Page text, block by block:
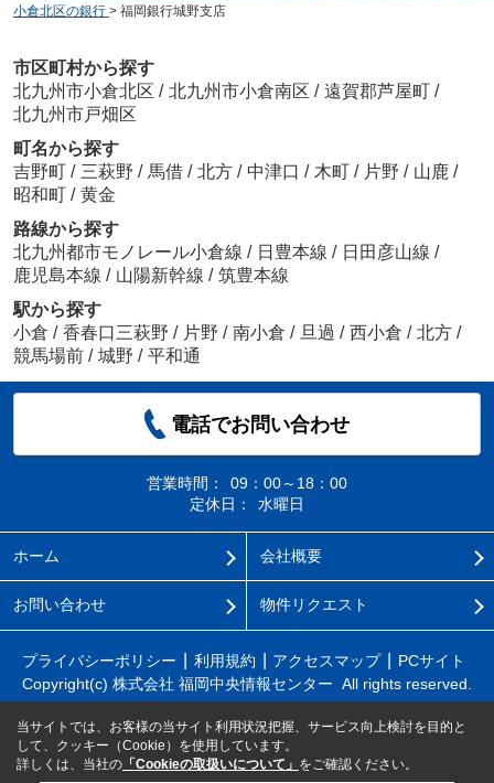
小倉北区の銀行 > 福岡銀行城野支店
市区町村から探す
北九州市小倉北区 / 北九州市小倉南区 / 遠賀郡芦屋町 /
北九州市戸畑区
町名から探す
吉野町 / 三萩野 / 馬借 / 北方 / 中津口 / 木町 / 片野 / 山鹿 /
昭和町 / 黄金
路線から探す
北九州都市モノレール小倉線 / 日豊本線 / 日田彦山線 /
鹿児島本線 / 山陽新幹線 / 筑豊本線
駅から探す
小倉 / 香春口三萩野 / 片野 / 南小倉 / 旦過 / 西小倉 / 北方 /
競馬場前 / 城野 / 平和通
電話でお問い合わせ
営業時間：
09：00～18：00
定休日：
水曜日
ホーム 会社概要
お問い合わせ 物件リクエスト
プライバシーポリシー 利用規約 アクセスマップ
PCサイト
Copyright(c) 株式会社 福岡中央情報センター All rights reserved.
当サイトでは、お客様の当サイト利用状況把握、サービス向上検討を目的と
して、クッキー（Cookie）を使用しています。
詳しくは、当社の 「Cookieの取扱いについて」 をご確認ください。